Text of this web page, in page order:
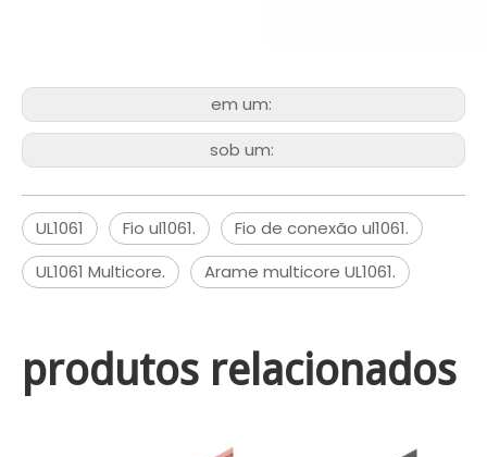
em um:
sob um:
UL1061 Fio ul1061.
Fio de conexão ul1061.
UL1061 Multicore.
Arame multicore UL1061.
produtos relacionados